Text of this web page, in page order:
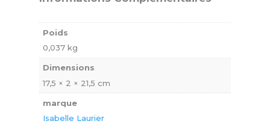
Poids
0,037 kg
Dimensions
17,5 × 2 × 21,5 cm
marque
Isabelle Laurier